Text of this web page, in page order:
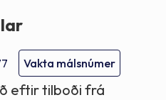
Vakta málsnúmer
eftir tilboði frá